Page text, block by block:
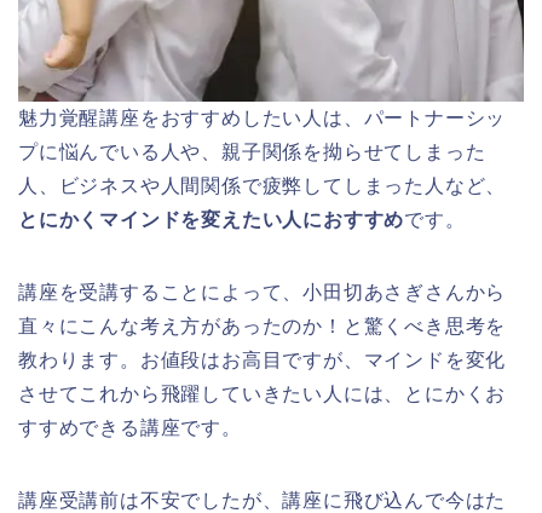
魅力覚醒講座をおすすめしたい人は、パートナーシッ
プに悩んでいる人や、親子関係を拗らせてしまった
人、ビジネスや人間関係で疲弊してしまった人など、
とにかくマインドを変えたい人におすすめです。
講座を受講することによって、小田切あさぎさんから
直々にこんな考え方があったのか！と驚くべき思考を
教わります。お値段はお高目ですが、マインドを変化
させてこれから飛躍していきたい人には、とにかくお
すすめできる講座です。
講座受講前は不安でしたが、講座に飛び込んで今はた